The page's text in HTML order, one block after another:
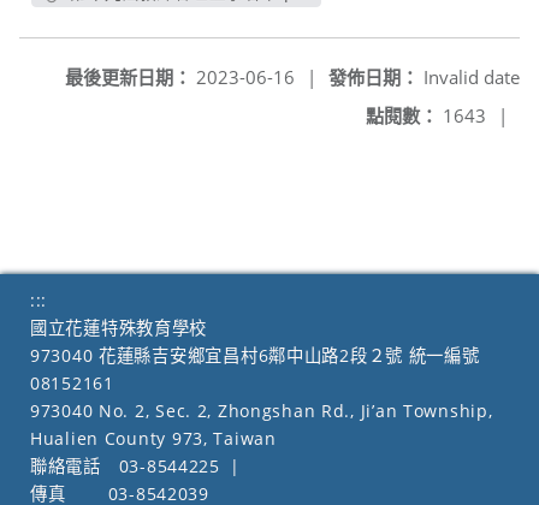
發佈日期： Invalid date
最後更新日期： 2023-06-16
|
點閱數： 1643 |
:::
國立花蓮特殊教育學校
973040 花蓮縣吉安鄉宜昌村6鄰中山路2段２號 統一編號
08152161
973040 No. 2, Sec. 2, Zhongshan Rd., Ji’an Township,
Hualien County 973, Taiwan
聯絡電話
03-8544225
|
傳真
03-8542039